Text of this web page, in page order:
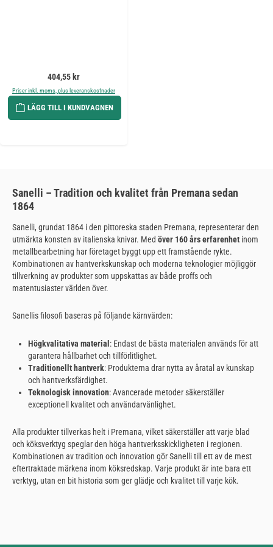
Ordinarie pris:
404,55 kr
Priser inkl. moms, plus leveranskostnader
LÄGG TILL I KUNDVAGNEN
Sanelli – Tradition och kvalitet från Premana sedan
1864
Sanelli, grundat 1864 i den pittoreska staden Premana, representerar den
utmärkta konsten av italienska knivar. Med över 160 års erfarenhet inom
metallbearbetning har företaget byggt upp ett framstående rykte.
Kombinationen av hantverkskunskap och moderna teknologier möjliggör
tillverkning av produkter som uppskattas av både proffs och
matentusiaster världen över.
Sanellis filosofi baseras på följande kärnvärden:
Högkvalitativa material : Endast de bästa materialen används för att
garantera hållbarhet och tillförlitlighet.
Traditionellt hantverk: Produkterna drar nytta av åratal av kunskap
och hantverksfärdighet.
Teknologisk innovation: Avancerade metoder säkerställer
exceptionell kvalitet och användarvänlighet.
Alla produkter tillverkas helt i Premana, vilket säkerställer att varje blad
och köksverktyg speglar den höga hantverksskickligheten i regionen.
Kombinationen av tradition och innovation gör Sanelli till ett av de mest
eftertraktade märkena inom köksredskap. Varje produkt är inte bara ett
verktyg, utan en bit historia som ger glädje och kvalitet till varje kök.